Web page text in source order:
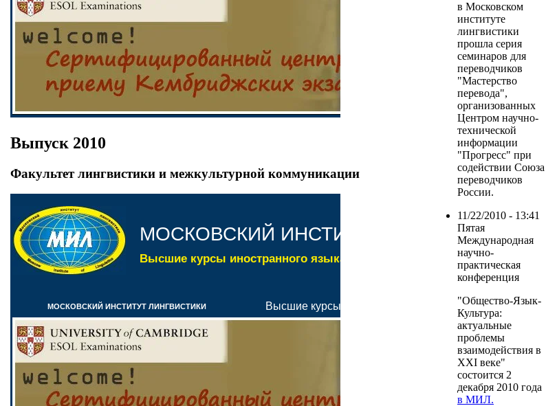
Выпуск 2010
Факультет лингвистики и межкультурной коммуникации
в Московском
институте
лингвистики
прошла серия
семинаров для
переводчиков
"Мастерство
перевода",
организованных
Центром научно-
технической
информации
"Прогресс" при
содействии Союза
переводчиков
России.
11/22/2010 - 13:41
Пятая
Международная
научно-
практическая
конференция
"Общество-Язык-
Культура:
актуальные
проблемы
взаимодействия в
XXI веке"
состоится 2
декабря 2010 года
в МИЛ.